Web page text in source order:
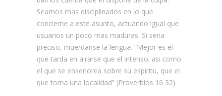
Seamos mas disciplinados en lo que
concierne a este asunto, actuando igual que
usuarios un poco mas maduras. Si seri­a
preciso, muerdanse la lengua. “Mejor es el
que tarda en airarse que el intenso; asi­ como
el que se ensenorea sobre su espiritu, que el
que toma una localidad” (Proverbios 16 32).